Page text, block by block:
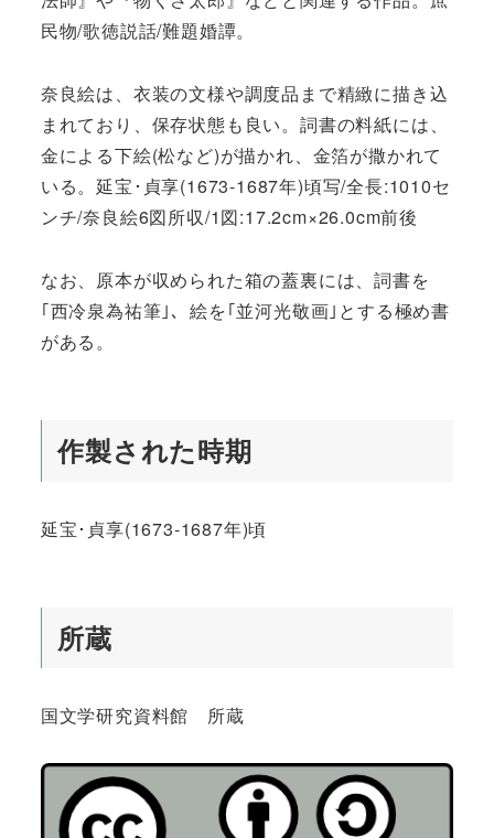
民物/歌徳説話/難題婚譚。
奈良絵は、衣装の文様や調度品まで精緻に描き込
まれており、保存状態も良い。詞書の料紙には、
金による下絵(松など)が描かれ、金箔が撒かれて
いる。延宝･貞享(1673-1687年)頃写​​​​​​​/全長:1010セ
ンチ/奈良絵6図所収/1図:17.2cm×26.0cm前後​​​​​​​
なお、原本が収められた箱の蓋裏には、詞書を
｢西冷泉為祐筆｣、絵を｢並河光敬画｣とする極め書
がある。​​​​​​​
作製された時期
延宝･貞享(1673-1687年)頃
所蔵
国文学研究資料館 所蔵